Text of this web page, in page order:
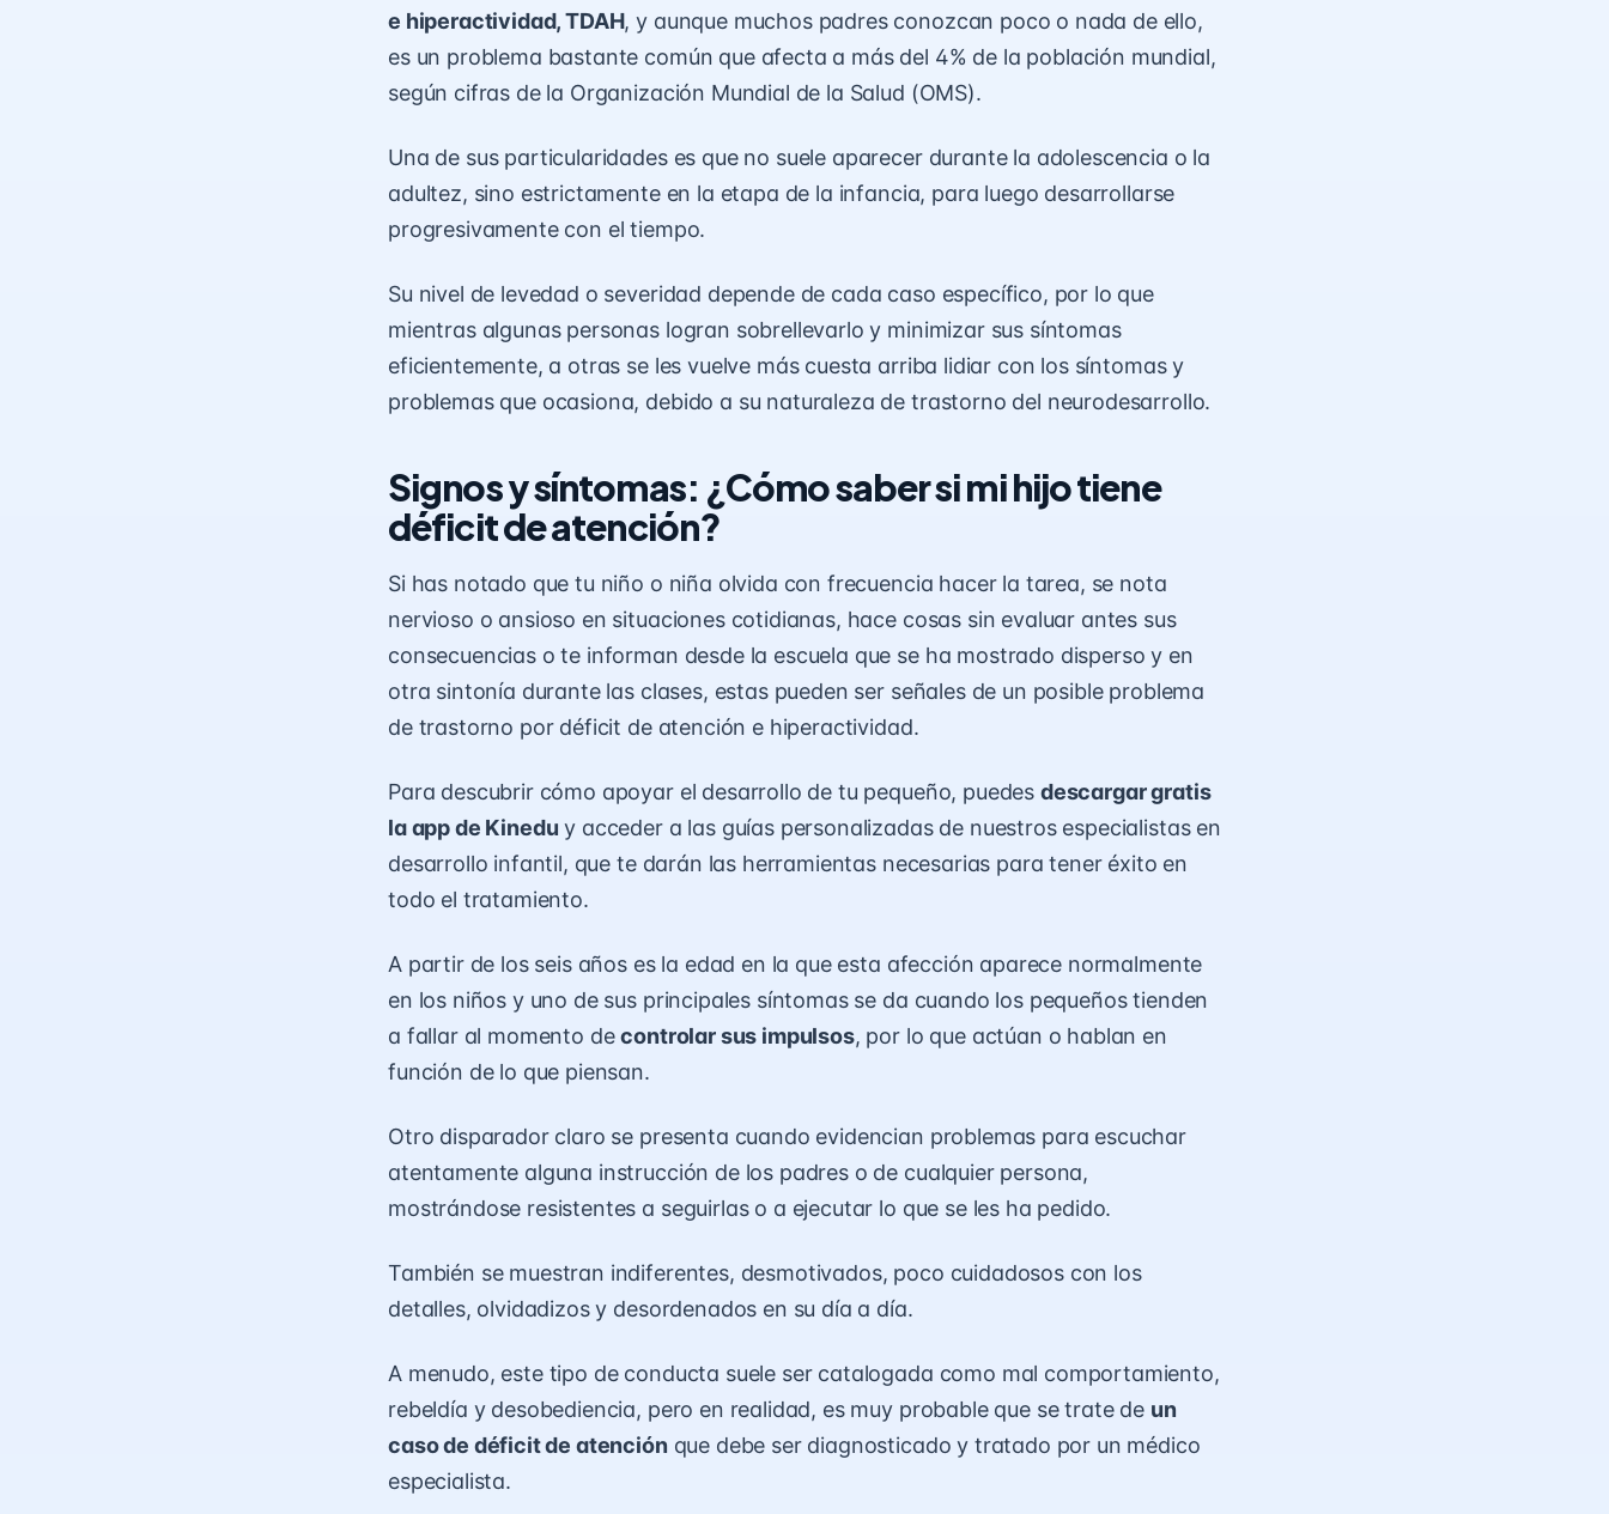
e hiperactividad, TDAH, y aunque muchos padres conozcan poco o nada de ello,
es un problema bastante común que afecta a más del 4% de la población mundial,
según cifras de la Organización Mundial de la Salud (OMS).
Una de sus particularidades es que no suele aparecer durante la adolescencia o la
adultez, sino estrictamente en la etapa de la infancia, para luego desarrollarse
progresivamente con el tiempo.
Su nivel de levedad o severidad depende de cada caso específico, por lo que
mientras algunas personas logran sobrellevarlo y minimizar sus síntomas
eficientemente, a otras se les vuelve más cuesta arriba lidiar con los síntomas y
problemas que ocasiona, debido a su naturaleza de trastorno del neurodesarrollo.
Signos y síntomas: ¿Cómo saber si mi hijo tiene
déficit de atención?
Si has notado que tu niño o niña olvida con frecuencia hacer la tarea, se nota
nervioso o ansioso en situaciones cotidianas, hace cosas sin evaluar antes sus
consecuencias o te informan desde la escuela que se ha mostrado disperso y en
otra sintonía durante las clases, estas pueden ser señales de un posible problema
de trastorno por déficit de atención e hiperactividad.
Para descubrir cómo apoyar el desarrollo de tu pequeño, puedes descargar gratis
la app de Kinedu y acceder a las guías personalizadas de nuestros especialistas en
desarrollo infantil, que te darán las herramientas necesarias para tener éxito en
todo el tratamiento.
A partir de los seis años es la edad en la que esta afección aparece normalmente
en los niños y uno de sus principales síntomas se da cuando los pequeños tienden
a fallar al momento decontrolar sus impulsos, por lo que actúan o hablan en
función de lo que piensan.
Otro disparador claro se presenta cuando evidencian problemas para escuchar
atentamente alguna instrucción de los padres o de cualquier persona,
mostrándose resistentes a seguirlas o a ejecutar lo que se les ha pedido.
También se muestran indiferentes, desmotivados, poco cuidadosos con los
detalles, olvidadizos y desordenados en su día a día.
A menudo, este tipo de conducta suele ser catalogada como mal comportamiento,
rebeldía y desobediencia, pero en realidad, es muy probable que se trate de un
caso de déficit de atenciónque debe ser diagnosticado y tratado por un médico
especialista.